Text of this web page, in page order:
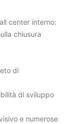
center interno:
chiusura
di
di sviluppo
e numerose